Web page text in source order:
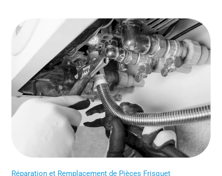
Réparation et Remplacement de Pièces Frisquet